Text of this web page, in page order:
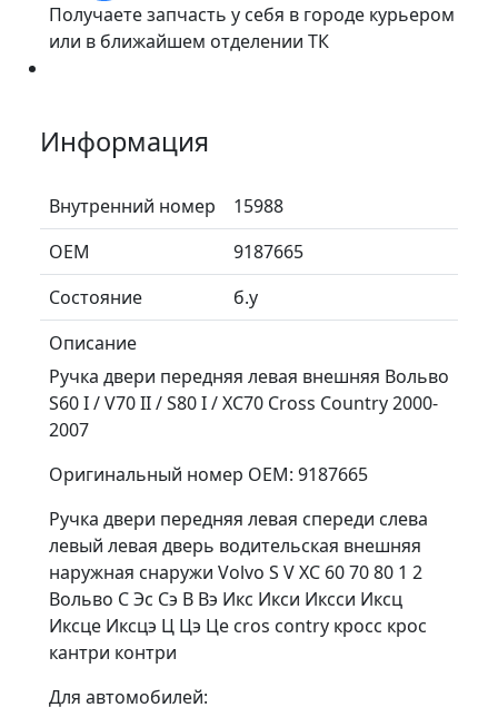
Получаете запчасть у себя в городе курьером
или в ближайшем отделении ТК
Информация
Внутренний номер
15988
ОЕМ
9187665
Состояние
б.у
Описание
Ручка двери передняя левая внешняя Вольво
S60 I / V70 II / S80 I / XC70 Cross Country 2000-
2007
Оригинальный номер OEM: 9187665
Ручка двери передняя левая спереди слева
левый левая дверь водительская внешняя
наружная снаружи Volvo S V XC 60 70 80 1 2
Вольво С Эс Сэ В Вэ Икс Икси Иксси Иксц
Иксце Иксцэ Ц Цэ Це cros contry кросс крос
кантри контри
Для автомобилей: